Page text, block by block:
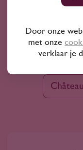
Door onze
met onze
verklaar je